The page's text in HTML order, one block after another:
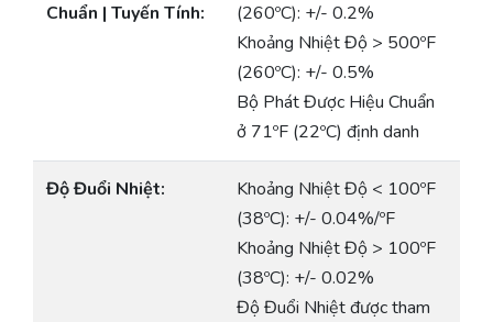
Chuẩn | Tuyến Tính:
(260ºC): +/- 0.2%
Khoảng Nhiệt Độ > 500ºF
(260ºC): +/- 0.5%
Bộ Phát Được Hiệu Chuẩn
ở 71ºF (22ºC) định danh
Độ Đuổi Nhiệt:
Khoảng Nhiệt Độ < 100ºF
(38ºC): +/- 0.04%/ºF
Khoảng Nhiệt Độ > 100ºF
(38ºC): +/- 0.02%
Độ Đuổi Nhiệt được tham